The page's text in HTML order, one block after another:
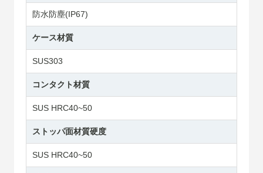
防水防塵(IP67)
ケース材質
SUS303
コンタクト材質
SUS HRC40~50
ストッパ面材質硬度
SUS HRC40~50